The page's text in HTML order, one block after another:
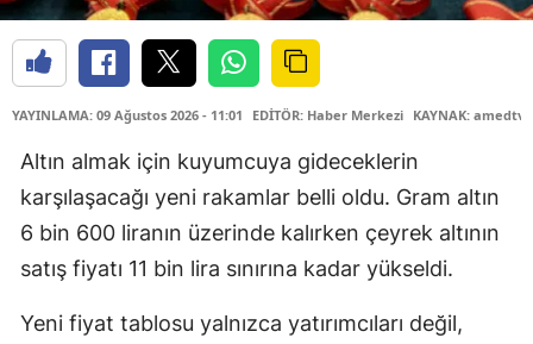
YAYINLAMA: 09 Ağustos 2026 - 11:01 EDİTÖR: Haber Merkezi KAYNAK:
Altın almak için kuyumcuya gideceklerin
karşılaşacağı yeni rakamlar belli oldu. Gram altın
6 bin 600 liranın üzerinde kalırken çeyrek altının
satış fiyatı 11 bin lira sınırına kadar yükseldi.
Yeni fiyat tablosu yalnızca yatırımcıları değil,